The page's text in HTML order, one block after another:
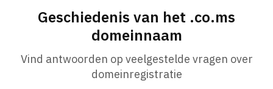
Geschiedenis van het .co.ms
domeinnaam
Vind antwoorden op veelgestelde vragen over
domeinregistratie